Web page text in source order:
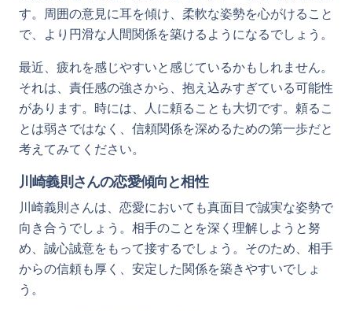
す。周囲の意見に耳を傾け、柔軟な姿勢を心がけること
で、より円滑な人間関係を築けるようになるでしょう。
最近、疲れを感じやすいと感じているかもしれません。
それは、責任感の強さから、抱え込みすぎている可能性
があります。時には、人に頼ることも大切です。頼るこ
とは弱さではなく、信頼関係を深めるための第一歩だと
考えてみてください。
川崎義則さんの恋愛傾向と相性
川崎義則さんは、恋愛においても真面目で誠実な姿勢で
向き合うでしょう。相手のことを深く理解しようと努
め、誠心誠意をもって接するでしょう。そのため、相手
からの信頼も厚く、安定した関係を築きやすいでしょ
う。